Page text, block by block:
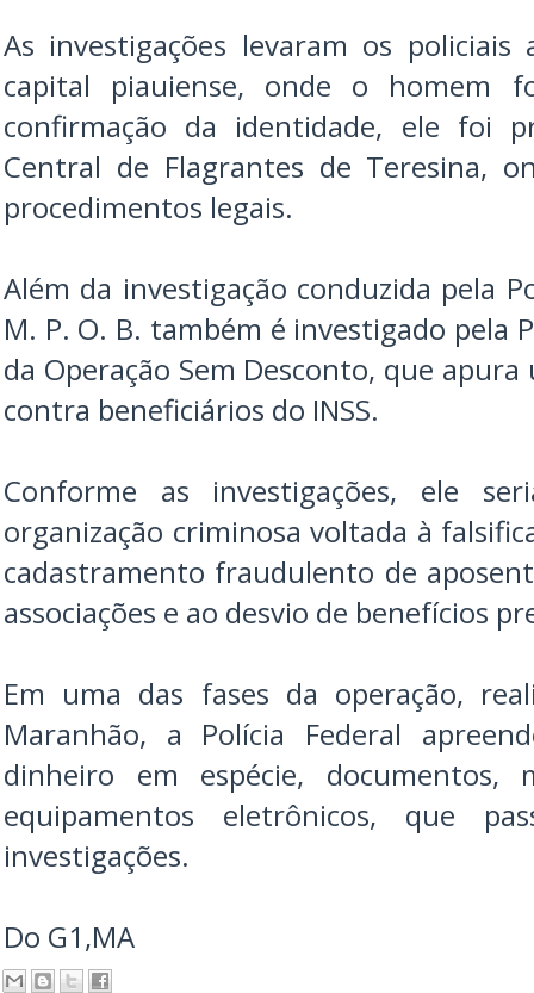
As investigações levaram os
capital piauiense, onde o homem
confirmação da identidade, ele foi
Central de Flagrantes de Teresina,
procedimentos legais.
Além da investigação conduzida pela
M. P. O. B. também é investigado pela
da Operação Sem Desconto, que
contra beneficiários do INSS.
Conforme as investigações, ele
organização criminosa voltada à
cadastramento fraudulento de
associações e ao desvio de benefícios
Em uma das fases da operação,
Maranhão, a Polícia Federal
dinheiro em espécie, documentos,
equipamentos eletrônicos, que
investigações.
Do G1,MA